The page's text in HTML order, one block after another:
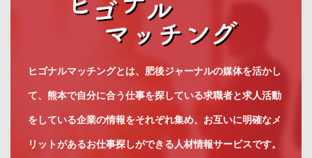
ヒゴナルマッチングとは、肥後ジャーナルの媒体を活かし
て、熊本で自分に合う仕事を探している求職者と求人活動
をしている企業の情報をそれぞれ集め、お互いに明確なメ
リットがあるお仕事探しができる人材情報サービスです。